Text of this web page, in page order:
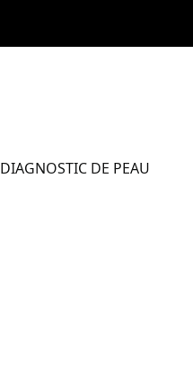
DIAGNOSTIC DE PEAU